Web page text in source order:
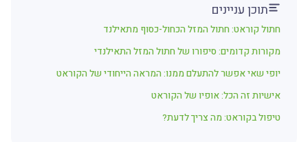
תוכן עניינים
חתול קוראט: חתול המזל הכחול-כסוף מתאילנד
מקורות קדומים: סיפורו של חתול המזל התאילנדי
יופי שאי אפשר להתעלם ממנו: המראה הייחודי של הקוראט
אישיות זה הכל: אופיו של הקוראט
טיפול בקוראט: מה צריך לדעת?